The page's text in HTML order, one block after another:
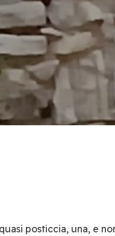
posticcia, una, e